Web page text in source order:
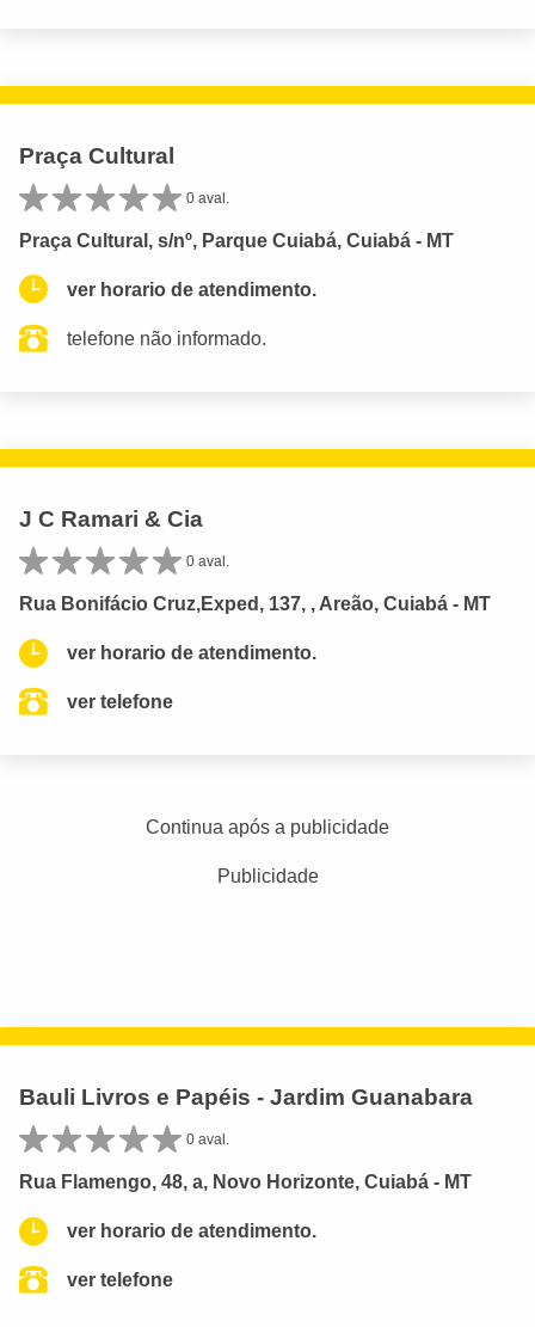
Praça Cultural
0 aval.
Praça Cultural, s/nº, Parque Cuiabá, Cuiabá - MT
ver horario de atendimento.
telefone não informado.
J C Ramari & Cia
0 aval.
Rua Bonifácio Cruz,Exped, 137, , Areão, Cuiabá - MT
ver horario de atendimento.
ver telefone
Continua após a publicidade
Publicidade
Bauli Livros e Papéis - Jardim Guanabara
0 aval.
Rua Flamengo, 48, a, Novo Horizonte, Cuiabá - MT
ver horario de atendimento.
ver telefone